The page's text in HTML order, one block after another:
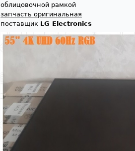
облицовочной рамкой
запчасть оригинальная
поставщик LG Electronics